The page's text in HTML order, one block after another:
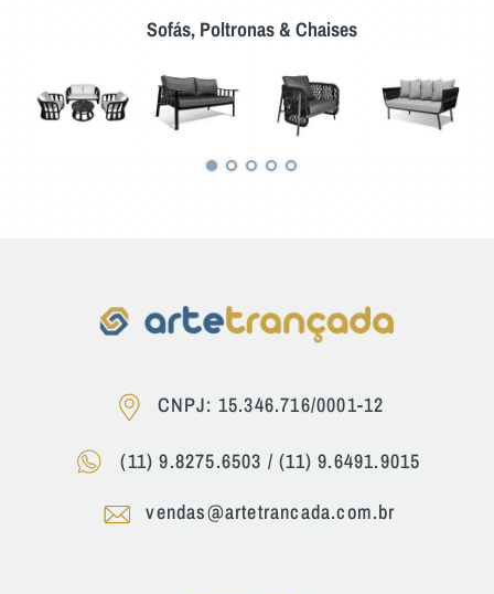
Sofás, Poltronas & Chaises
CNPJ: 15.346.716/0001-12
(11) 9.8275.6503 /(11) 9.6491.9015
vendas@artetrancada.com.br